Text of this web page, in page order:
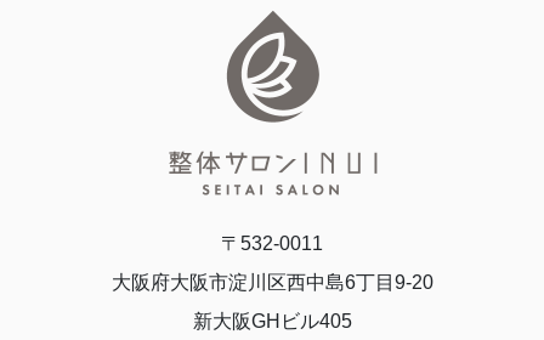
〒532-0011
大阪府大阪市淀川区西中島6丁目9-20
新大阪GHビル405